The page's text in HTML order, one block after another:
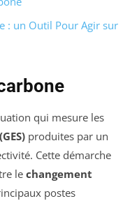
: un Outil Pour Agir sur
qui mesure les
produites par un
Cette démarche
le changement
postes